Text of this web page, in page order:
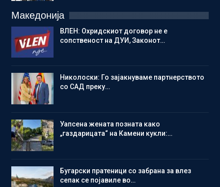
Македонија
ВЛЕН: Охридскиот договор не е
сопственост на ДУИ, Законот…
Николоски: Го зајакнуваме партнерството
со САД преку…
Уапсена жената позната како
„газдарицата“ на Камени кукли:…
Бугарски пратеници со забрана за влез
сепак се појавиле во…